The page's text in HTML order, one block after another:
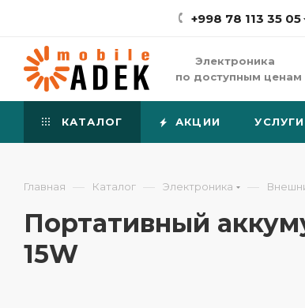
+998 78 113 35 05
Электроника
по доступным ценам
КАТАЛОГ АКЦИИ УСЛУГИ
Главная — Каталог — Электроника —
Портативный
15W